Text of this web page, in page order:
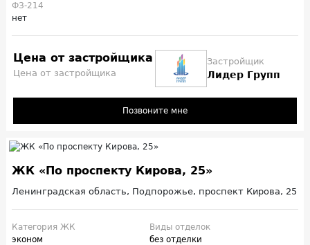
ФЗ-214
нет
Цена от застройщика
Цена от застройщика
Застройщик
Лидер Групп
Позвоните мне
ЖК «По проспекту Кирова, 25»
Ленинградская область, Подпорожье, проспект Кирова, 25
Категория ЖК
эконом
Виды отделок
без отделки